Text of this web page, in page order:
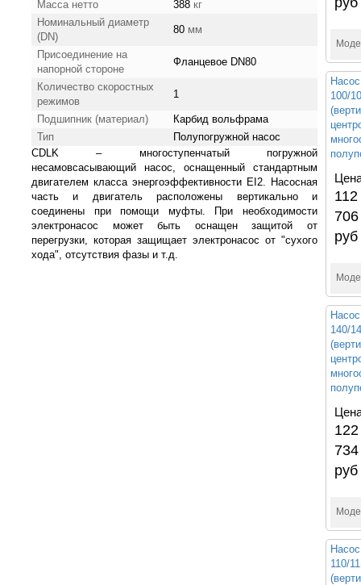
Масса нетто 388 кг
Номинальный диаметр
(DN)
80 мм
Присоединение на
напорной стороне
Фланцевое DN80
Количество скоростных
режимов
1
Подшипник (материал)
Карбид вольфрама
Тип
Полупогружной насос
CDLK – многоступенчатый погружной
несамовсасывающий насос, оснащенный стандартным
двигателем класса энергоэффективности ЕI2. Насосная
часть и двигатель расположены вертикально и
соединены при помощи муфты. При необходимости
электронасос может быть оснащен защитой от
перегрузки, которая защищает электронасос от "сухого
хода", отсутствия фазы и т.д.
100/
112
706
руб
140/
122
734
руб
110/